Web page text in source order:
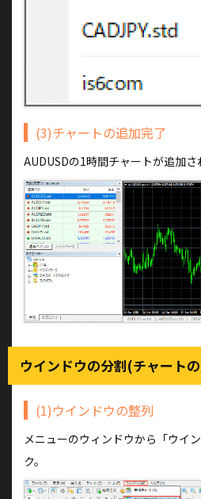
(3)チャートの追加完了
AUDUSDの1時間チャートが追加さ
ウインドウの分割(チャート
(1)ウインドウの整列
メニューのウィンドウから「ウイ
ク。